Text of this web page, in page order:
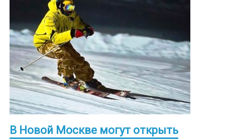
В Новой Москве могут открыть